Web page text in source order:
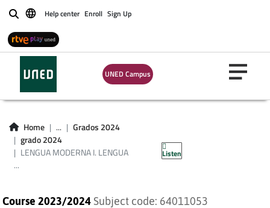
BuscarHelp center Enroll Sign Up
UNED Campus
Home ...
Grados 2024
grado 2024
LENGUA MODERNA I. LENGUA
...
Listen
LENGUA MODERNA
I. LENGUA
EXTRANJERA:
INGLÉS
Course 2023/2024 Subject code: 64011053